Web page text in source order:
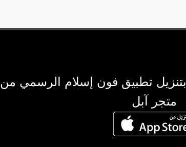
تطبيق فون إسلام الرسمي من
متجر آبل